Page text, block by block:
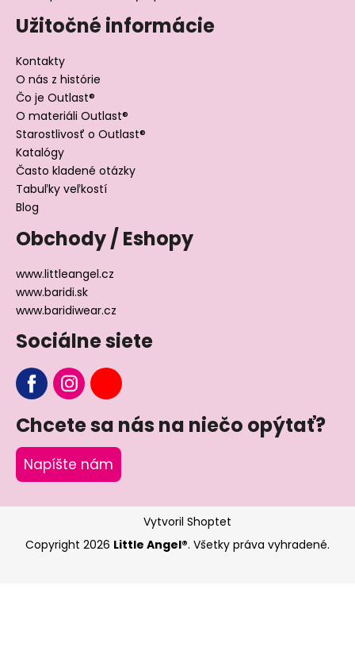
Užitočné informácie
Kontakty
O nás z histórie
Čo je Outlast®
O materiáli Outlast®
Starostlivosť o Outlast®
Katalógy
Často kladené otázky
Tabuľky veľkostí
Blog
Obchody / Eshopy
www.littleangel.cz
www.baridi.sk
www.baridiwear.cz
Sociálne siete
Chcete sa nás na niečo opýtať?
Napíšte nám
Vytvoril Shoptet
Copyright 2026 Little Angel®. Všetky práva vyhradené.